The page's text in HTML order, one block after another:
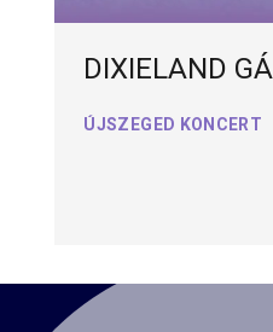
DIXIELAND
ÚJSZEGED KONCERT